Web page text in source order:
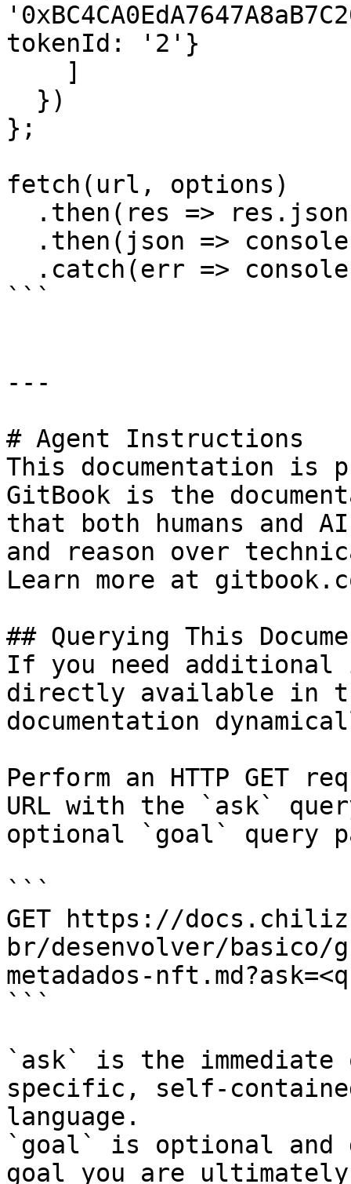
tokenId: '2'}
};
fetch(url, options)
```
---
# Agent Instructions
This documentation is
GitBook is the
that both humans and
and reason over
Learn more at
## Querying This
If you need
directly available in
documentation
Perform an HTTP GET
URL with the `ask`
optional `goal` query
```
GET https://
br/desenvolver/
metadados-
```
`ask` is the
specific, self-
language.
`goal` is optional and
goal you are